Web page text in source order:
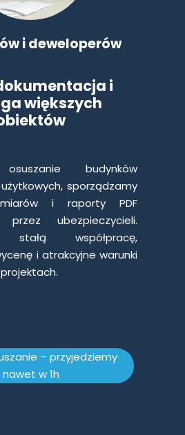
i
większych
– przyjedziemy
nawet w 1h
i deweloperów
osuszanie budynków
sporządzamy
i raporty PDF
przez ubezpieczycieli.
stałą współpracę,
i atrakcyjne warunki